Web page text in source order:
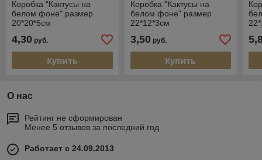
Коробка "Кактусы на
белом фоне" размер
20*20*5см
4,30 руб.
Купить
Коробка "Кактусы на
белом фоне" размер
22*12*3см
3,50руб.
Купить
О нас
Рейтинг не сформирован
Менее 5 отзывов за последний год
Работает с 24.09.2013